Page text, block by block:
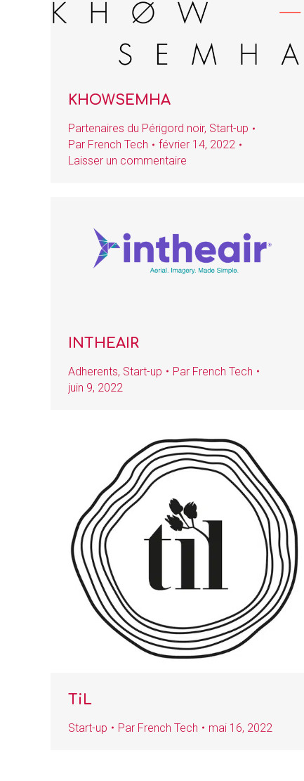
KHOWSEMHA
Partenaires du Périgord noir, Start-up
Par French Tech
février 14, 2022
Laisser un commentaire
INTHEAIR
Adherents, Start-up Par French Tech
juin 9, 2022
TiL
Start-up Par French Tech mai 16, 2022